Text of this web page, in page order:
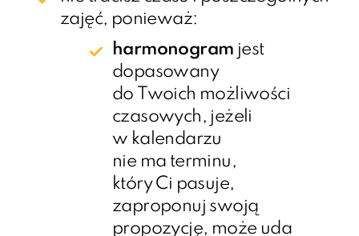
zajęć, ponieważ:
harmonogram jest
dopasowany
do Twoich możliwości
czasowych, jeżeli
w kalendarzu
nie ma terminu,
który Ci pasuje,
zaproponuj swoją
propozycję, może uda